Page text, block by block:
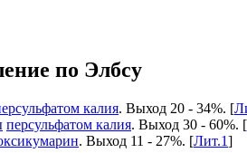
по Элбсу
калия. Выход 20 - 34%. [
персульфатом калия. Выход 30 - 60%. [
. Выход 11 - 27%. [Лит.1]